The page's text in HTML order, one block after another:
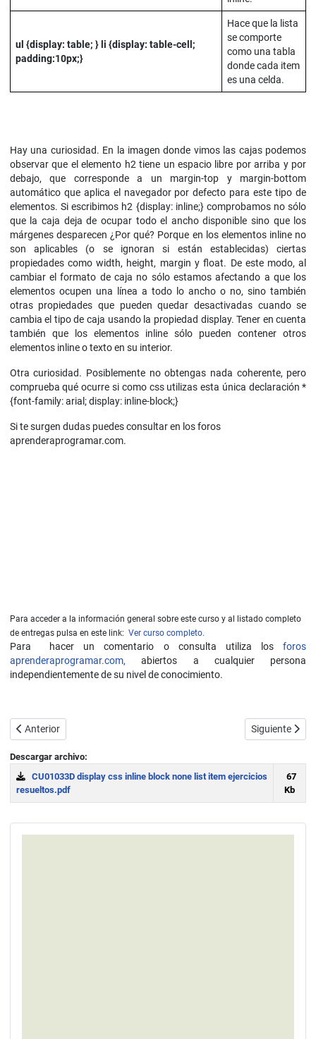
ul {display: table; } li {display: table-cell;
padding:10px;}
Hace que la lista
se comporte
como una tabla
donde cada item
es una celda.
Hay una curiosidad. En la imagen donde vimos las cajas podemos
observar que el elemento h2 tiene un espacio libre por arriba y por
debajo, que corresponde a un margin-top y margin-bottom
automático que aplica el navegador por defecto para este tipo de
elementos. Si escribimos h2 {display: inline;} comprobamos no sólo
que la caja deja de ocupar todo el ancho disponible sino que los
márgenes desparecen ¿Por qué? Porque en los elementos inline no
son aplicables (o se ignoran si están establecidas) ciertas
propiedades como width, height, margin y float. De este modo, al
cambiar el formato de caja no sólo estamos afectando a que los
elementos ocupen una línea a todo lo ancho o no, sino también
otras propiedades que pueden quedar desactivadas cuando se
cambia el tipo de caja usando la propiedad display. Tener en cuenta
también que los elementos inline sólo pueden contener otros
elementos inline o texto en su interior.
Otra curiosidad. Posiblemente no obtengas nada coherente, pero
comprueba qué ocurre si como css utilizas esta única declaración *
{font-family: arial; display: inline-block;}
Si te surgen dudas puedes consultar en los foros
aprenderaprogramar.com.
Para acceder a la información general sobre este curso y al listado completo
de entregas pulsa en este link: Ver curso completo.
Para hacer un comentario o consulta utiliza losforos
aprenderaprogramar.com, abiertos a cualquier persona
independientemente de su nivel de conocimiento.
Artículo anterior: Propiedad position CSS: static, relative, absolute,
Anterior Artículo
Siguiente
Descargar archivo:
CU01033D display css inline block none list item ejercicios
resueltos.pdf
67
Kb